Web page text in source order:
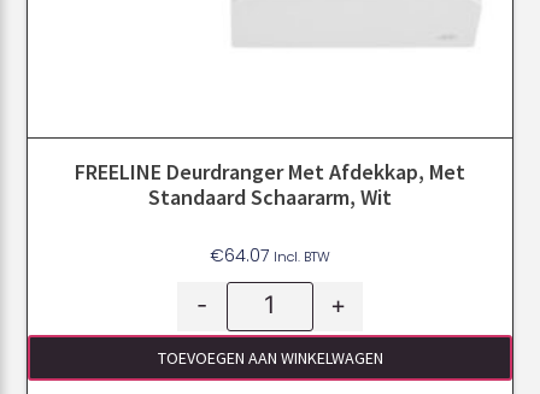
FREELINE Deurdranger Met Afdekkap, Met
Standaard Schaararm, Wit
€64.07 Incl. BTW
- +
TOEVOEGEN AAN WINKELWAGEN